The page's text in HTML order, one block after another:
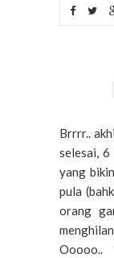
Brrrr..
selesai,
yang
pula
orang
Ooooo..